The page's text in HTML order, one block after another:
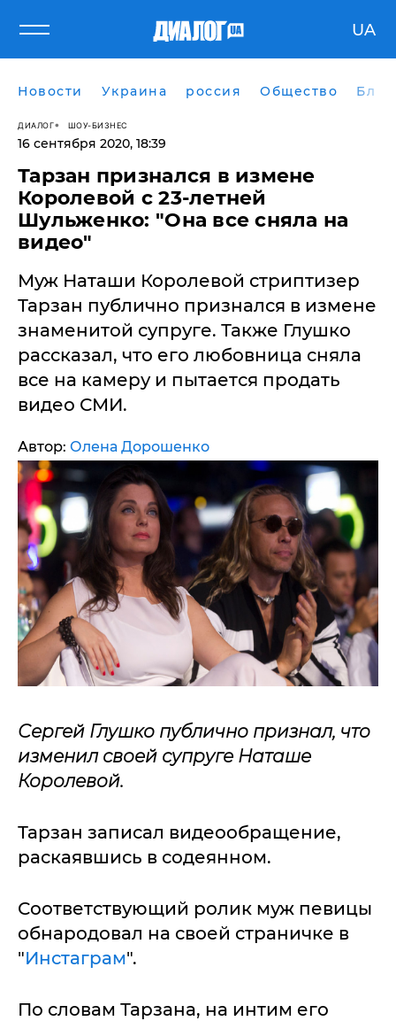
UA
Новости Украина россия Общество
ДИАЛОГ ШОУ-БИЗНЕС
16 сентября 2020, 18:39
Тарзан признался в измене
Королевой с 23-летней
Шульженко: "Она все сняла на
видео"
Муж Наташи Королевой стриптизер
Тарзан публично признался в измене
знаменитой супруге. Также Глушко
рассказал, что его любовница сняла
все на камеру и пытается продать
видео СМИ.
Автор: Олена Дорошенко
Сергей Глушко публично признал, что
изменил своей супруге Наташе
Королевой.
Тарзан записал видеообращение,
раскаявшись в содеянном.
Соответствующий ролик муж певицы
обнародовал на своей страничке в
"Инстаграм".
По словам Тарзана, на интим его